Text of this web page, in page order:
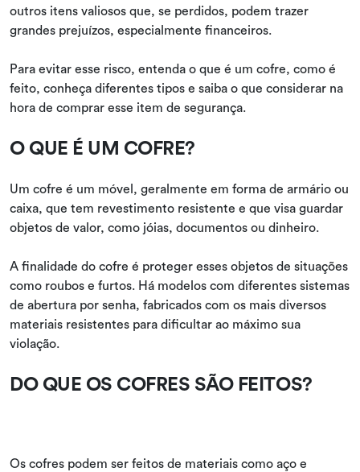
outros itens valiosos que, se perdidos, podem trazer
grandes prejuízos, especialmente financeiros.
Para evitar esse risco, entenda o que é um cofre, como é
feito, conheça diferentes tipos e saiba o que considerar na
hora de comprar esse item de segurança.
O QUE É UM COFRE?
Um cofre é um móvel, geralmente em forma de armário ou
caixa, que tem revestimento resistente e que visa guardar
objetos de valor, como jóias, documentos ou dinheiro.
A finalidade do cofre é proteger esses objetos de situações
como roubos e furtos. Há modelos com diferentes sistemas
de abertura por senha, fabricados com os mais diversos
materiais resistentes para dificultar ao máximo sua
violação.
DO QUE OS COFRES SÃO FEITOS?
Os cofres podem ser feitos de materiais como aço e